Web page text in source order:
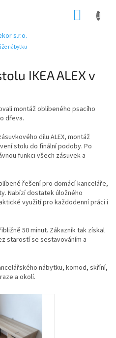
s.r.o.
nábytku
IKEA ALEX v
montáž oblíbeného psacího
dřeva.
dílu ALEX, montáž
stolu do finální podoby. Po
funkci všech zásuvek a
řešení pro domácí kanceláře,
Nabízí dostatek úložného
využití pro každodenní práci i
50 minut. Zákazník tak získal
starostí se sestavováním a
nábytku, komod, skříní,
a okolí.